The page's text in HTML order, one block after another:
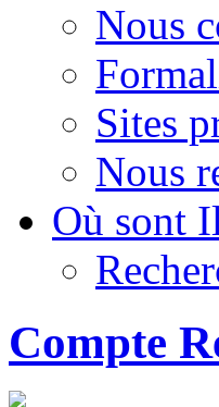
Nous
Sites
Nous
Où sont
Compte